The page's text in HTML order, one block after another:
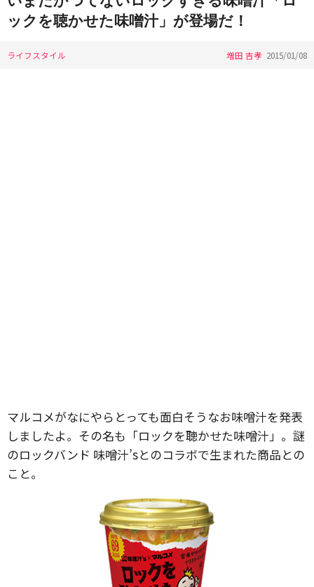
ックを聴かせた味噌汁」が登場だ！
ライフスタイル 増田 吉孝 2015/01/08
マルコメがなにやらとっても面白そうなお味噌汁を発表
しましたよ。その名も「ロックを聴かせた味噌汁」。謎
のロックバンド 味噌汁’sとのコラボで生まれた商品との
こと。